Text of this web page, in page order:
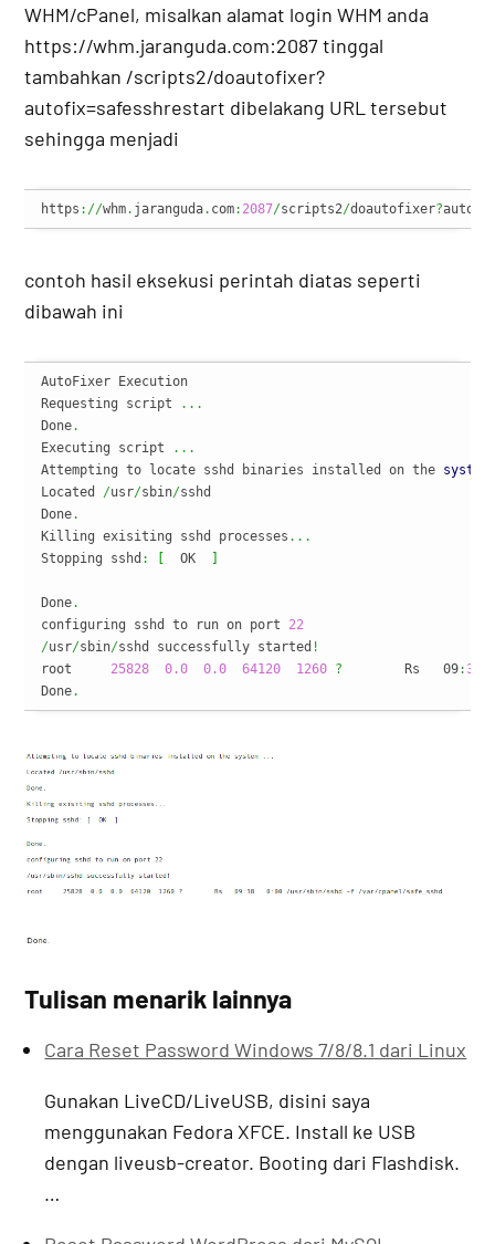
WHM/cPanel, misalkan alamat login WHM anda
https://whm.jaranguda.com:2087 tinggal
tambahkan /scripts2/doautofixer?
autofix=safesshrestart dibelakang URL tersebut
sehingga menjadi
https ://whm. jaranguda. com: 2087/scripts2/doautofixer?
contoh hasil eksekusi perintah diatas seperti
dibawah ini
AutoFixer Execution
Requesting script
...
Done.
Executing script
...
Attempting to locate sshd binaries installed on the system
Located /usr/sbin/sshd
Done.
Killing exisiting sshd processes ...
Stopping sshd : [
  OK
]
Done.
configuring sshd to run on port 22
/usr/sbin/sshd successfully started !
root 25828 0.0 0.0 64120 1260 ?
        Rs   09
:38
Done.
Tulisan menarik lainnya
Cara Reset Password Windows 7/8/8.1 dari Linux
Gunakan LiveCD/LiveUSB, disini saya
menggunakan Fedora XFCE. Install ke USB
dengan liveusb-creator. Booting dari Flashdisk.
…